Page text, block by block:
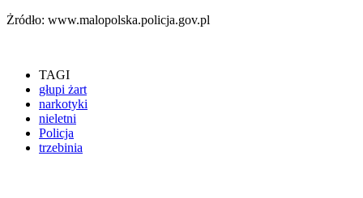
Żródło: www.malopolska.policja.gov.pl
TAGI
głupi żart
narkotyki
nieletni
Policja
trzebinia